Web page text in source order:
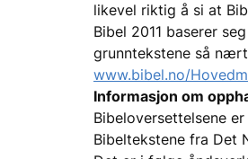
likevel riktig å si at
Bibel 2011 baserer
grunntekstene så
www.bibel.no/
Informasjon om
Bibeloversettelsene
Bibeltekstene fra Det